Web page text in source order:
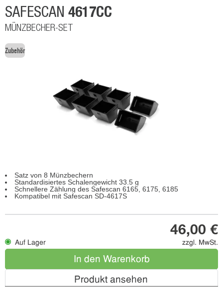
SAFESCAN 4617CC
MÜNZBECHER-SET
Zubehör
Satz von 8 Münzbechern
Standardisiertes Schalengewicht 33.5 g
Schnellere Zählung des Safescan 6165, 6175, 6185
Kompatibel mit Safescan SD-4617S
Auf Lager
46,00 €
zzgl. MwSt.
In den Warenkorb
Produkt ansehen